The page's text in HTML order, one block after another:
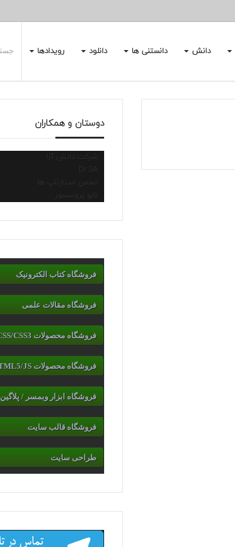
دانش دانستنی ها دانلود رویدادها
دوستان و همکاران
شرکت دانش آرا
انجمن استارتاپ ها
نانو پروسسور
فروشگاه کتاب الکترونیک
فروشگاه مقالات علمی
فروشگاه محصولات CSS/CSS3
فروشگاه محصولات HTML5/JS
فروشگاه ابزار وبمسر / پلاگین
فروشگاه قالب سایت
طراحی سایت